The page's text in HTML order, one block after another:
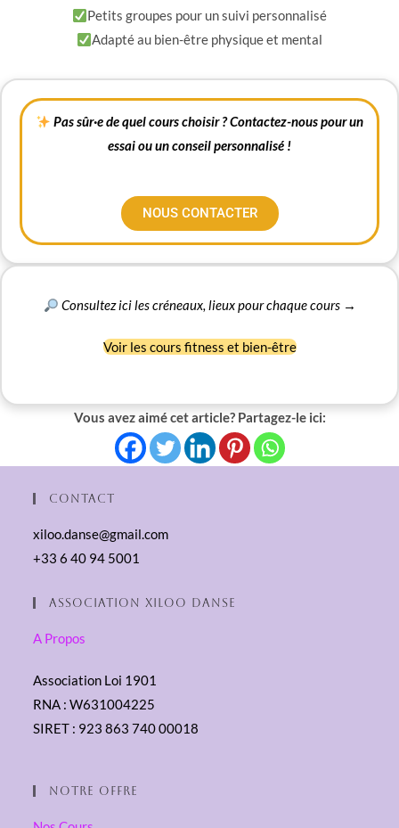
Petits groupes pour un suivi personnalisé
Adapté au bien-être physique et mental
Pas sûr·e de quel cours choisir ? Contactez-nous pour un
essai ou un conseil personnalisé !
NOUS CONTACTER
Consultez ici les créneaux, lieux pour chaque cours →
Voir les cours fitness et bien-être
Vous avez aimé cet article? Partagez-le ici:
Contact
xiloo.danse@gmail.com
+33 6 40 94 5001
Association XilOO Danse
A Propos
Association Loi 1901
RNA : W631004225
SIRET : 923 863 740 00018
Notre Offre